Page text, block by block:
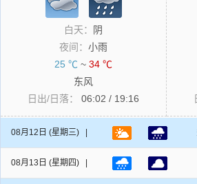
白天：
阴
夜间： 小雨
25 ℃ ~ 34 ℃
东风
日出/日落：
06:02 / 19:16
08月12日 (星期三) |
08月13日 (星期四) |